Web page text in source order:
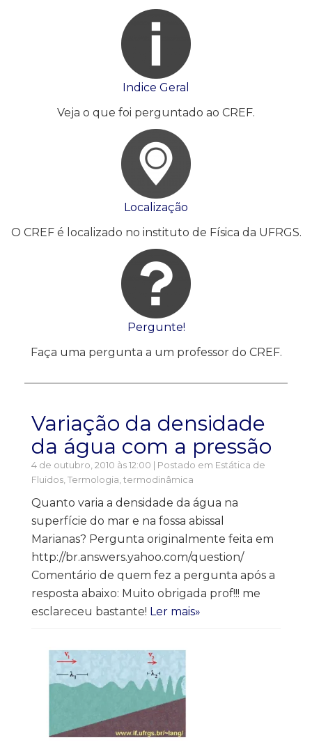
Indice Geral
Veja o que foi perguntado ao CREF.
Localização
O CREF é localizado no instituto de Física da UFRGS.
Pergunte!
Faça uma pergunta a um professor do CREF.
Variação da densidade
da água com a pressão
4 de outubro, 2010 às 12:00 | Postado em Estática de
Fluidos Termologia, termodinâmica
Quanto varia a densidade da água na
superfície do mar e na fossa abissal
Marianas? Pergunta originalmente feita em
http://br.answers.yahoo.com/question/
Comentário de quem fez a pergunta após a
resposta abaixo: Muito obrigada prof!!! me
esclareceu bastante! Ler mais»